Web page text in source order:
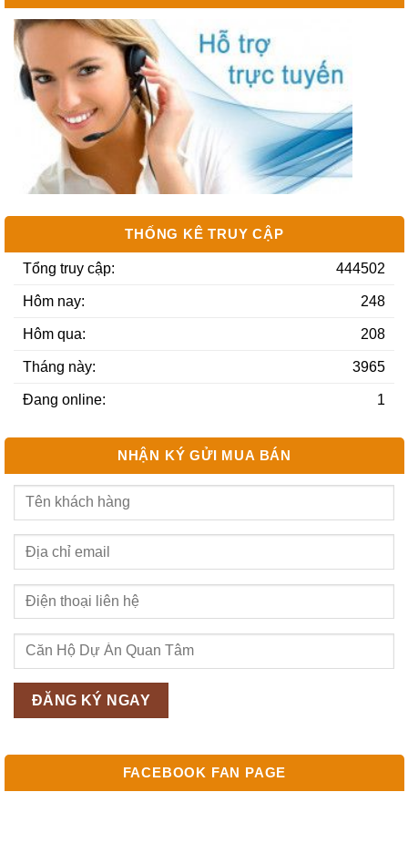
Cần mua đất diện …
Bán 700m2 đất 2 m…
Sắp triển khai dự…
Bán 2000m2 lô siê…
THỐNG KÊ TRUY CẬP
444502
Tổng truy cập:
248
Hôm nay:
208
Hôm qua:
3965
Tháng này:
1
Đang online:
NHẬN KÝ GỬI MUA BÁN
FACEBOOK FAN PAGE